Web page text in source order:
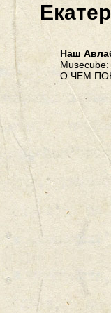
Наш
О ЧЕМ